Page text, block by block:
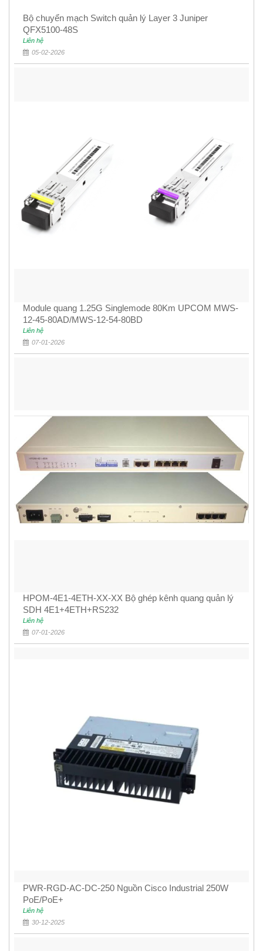
Bộ chuyển mạch Switch quản lý Layer 3 Juniper
QFX5100-48S
Liên hệ
05-02-2026
Module quang 1.25G Singlemode 80Km UPCOM MWS-
12-45-80AD/MWS-12-54-80BD
Liên hệ
07-01-2026
HPOM-4E1-4ETH-XX-XX Bộ ghép kênh quang quản lý
SDH 4E1+4ETH+RS232
Liên hệ
07-01-2026
PWR-RGD-AC-DC-250 Nguồn Cisco Industrial 250W
PoE/PoE+
Liên hệ
30-12-2025